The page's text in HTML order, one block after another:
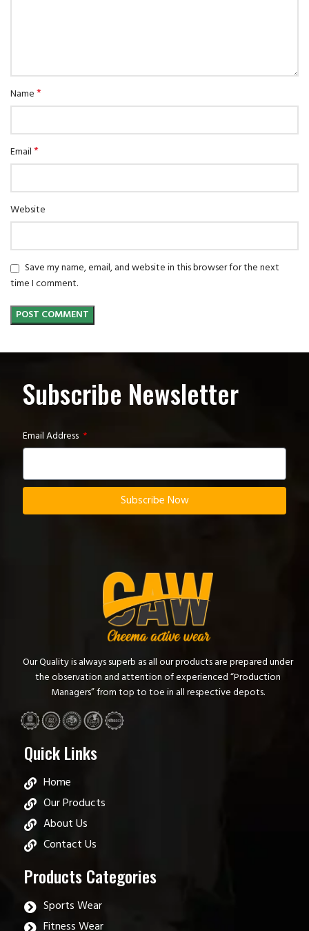
Name*
Email*
Website
Save my name, email, and website in this browser for the next
time I comment.
Subscribe Newsletter
Email Address
Subscribe Now
Our Quality is always superb as all our products are prepared under
the observation and attention of experienced “Production
Managers” from top to toe in all respective depots.
Quick Links
Home
Our Products
About Us
Contact Us
Products Categories
Sports Wear
Fitness Wear